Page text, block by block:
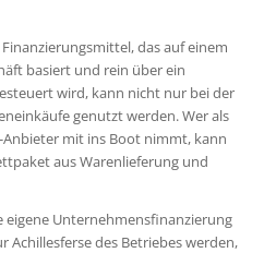
Finanzierungsmittel, das auf einem
basiert und rein über ein
wird, kann nicht nur bei der
genutzt werden. Wer als
mit ins Boot nimmt, kann
aus Warenlieferung und
eigene Unternehmensfinanzierung
Achillesferse des Betriebes werden,